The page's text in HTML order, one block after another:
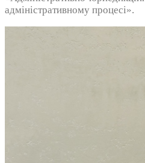
адміністративному процесі».